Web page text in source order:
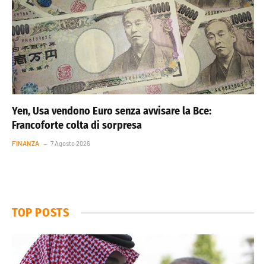
Yen, Usa vendono Euro senza avvisare la Bce:
Francoforte colta di sorpresa
FINANZA 7 Agosto 2026
TOP POSTS